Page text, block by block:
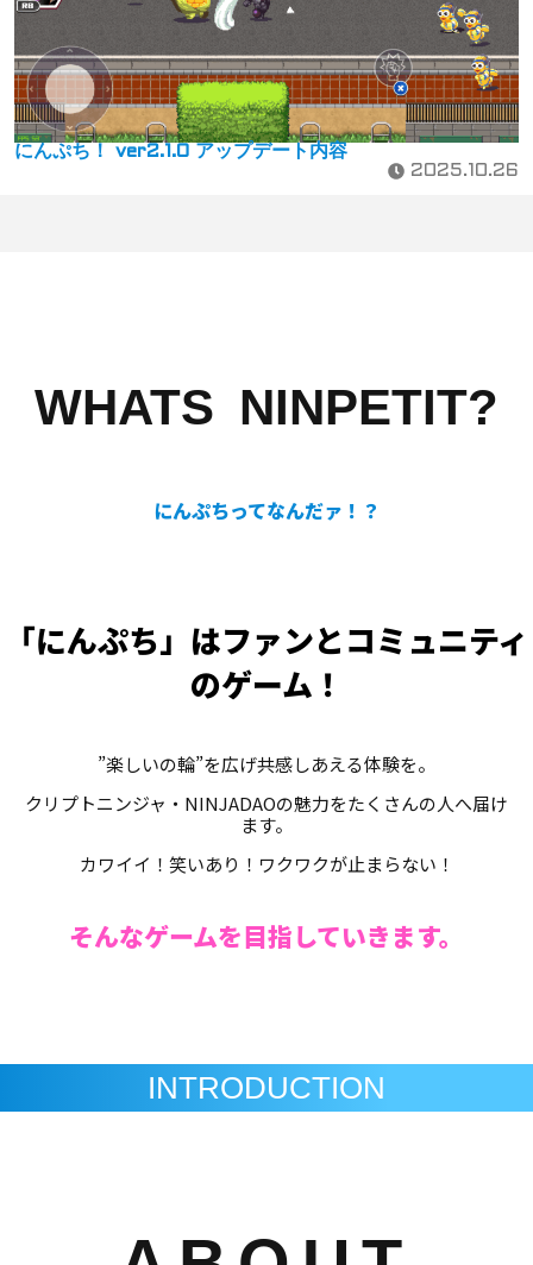
にんぷち！ ver2.1.0 アップデート内容
2025.10.26
WHATS NINPETIT?
にんぷちってなんだァ！？
「にんぷち」はファンとコミュニティ
のゲーム！
”楽しいの輪”を広げ共感しあえる体験を。
クリプトニンジャ・NINJADAOの魅力をたくさんの人へ届け
ます。
カワイイ！笑いあり！ワクワクが止まらない！
そんなゲームを目指していきます。
INTRODUCTION